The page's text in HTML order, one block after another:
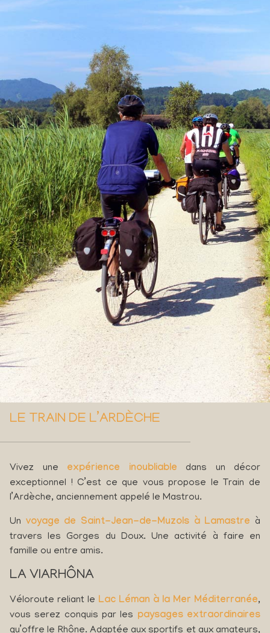
LE TRAIN DE L’ARDÈCHE
Vivez une expérience inoubliable dans un décor
exceptionnel ! C’est ce que vous propose le Train de
l’Ardèche, anciennement appelé le Mastrou.
Un voyage de Saint-Jean-de-Muzols à Lamastre à
travers les Gorges du Doux. Une activité à faire en
famille ou entre amis.
LA VIARHÔNA
Véloroute reliant le Lac Léman à la Mer Méditerranée,
vous serez conquis par les paysages extraordinaires
qu’offre le Rhône. Adaptée aux sportifs et aux amateurs,